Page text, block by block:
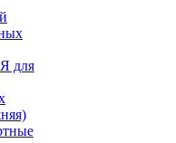
для